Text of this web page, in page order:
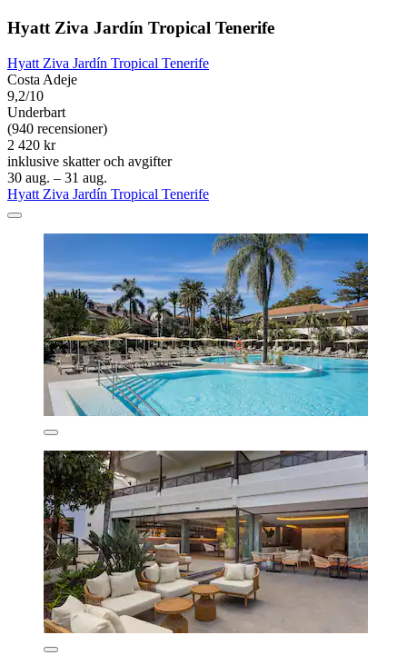
Hyatt Ziva Jardín Tropical Tenerife
Hyatt Ziva Jardín Tropical Tenerife
Costa Adeje
9,2/10
Underbart
(940 recensioner)
2 420 kr
inklusive skatter och avgifter
30 aug. – 31 aug.
Hyatt Ziva Jardín Tropical Tenerife